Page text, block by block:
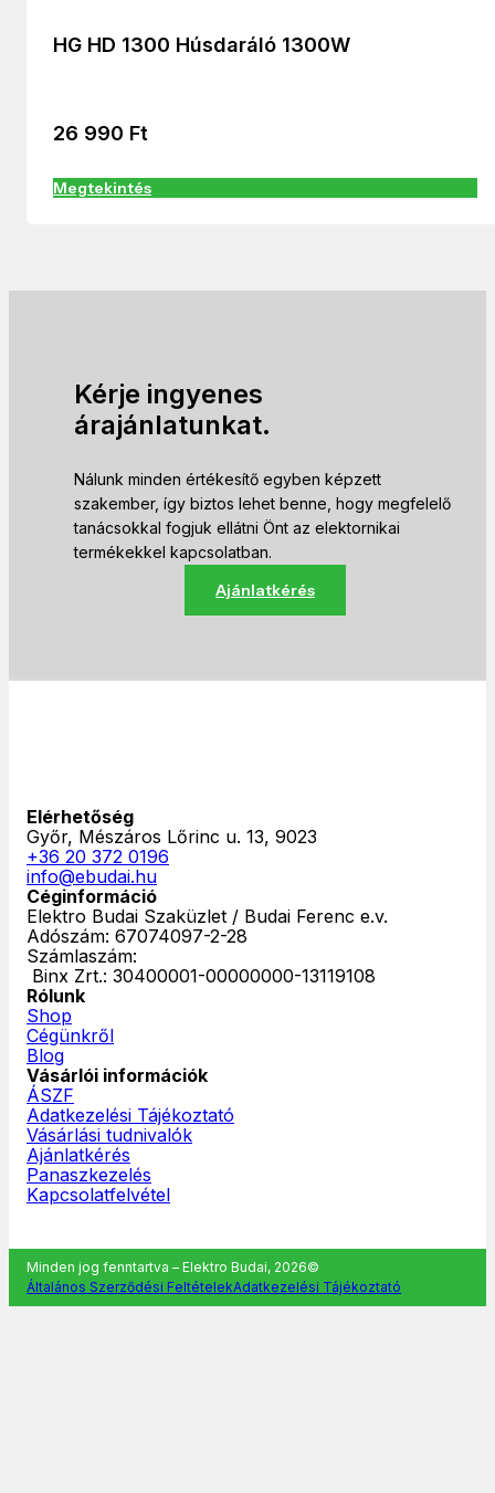
HG HD 1300 Húsdaráló 1300W
26 990 Ft
Megtekintés
Kérje ingyenes
árajánlatunkat.
Nálunk minden értékesítő egyben képzett
szakember, így biztos lehet benne, hogy megfelelő
tanácsokkal fogjuk ellátni Önt az elektornikai
termékekkel kapcsolatban.
Ajánlatkérés
Elérhetőség
Győr, Mészáros Lőrinc u. 13, 9023
+36 20 372 0196
info@ebudai.hu
Céginformáció
Elektro Budai Szaküzlet / Budai Ferenc e.v.
Adószám: 67074097-2-28
Számlaszám:
‎ Binx Zrt.: 30400001-00000000-13119108
Rólunk
Shop
Cégünkről
Blog
Vásárlói információk
ÁSZF
Adatkezelési Tájékoztató
Vásárlási tudnivalók
Ajánlatkérés
Panaszkezelés
Kapcsolatfelvétel
Minden jog fenntartva – Elektro Budai, 2026©
Általános Szerződési FeltételekAdatkezelési Tájékoztató